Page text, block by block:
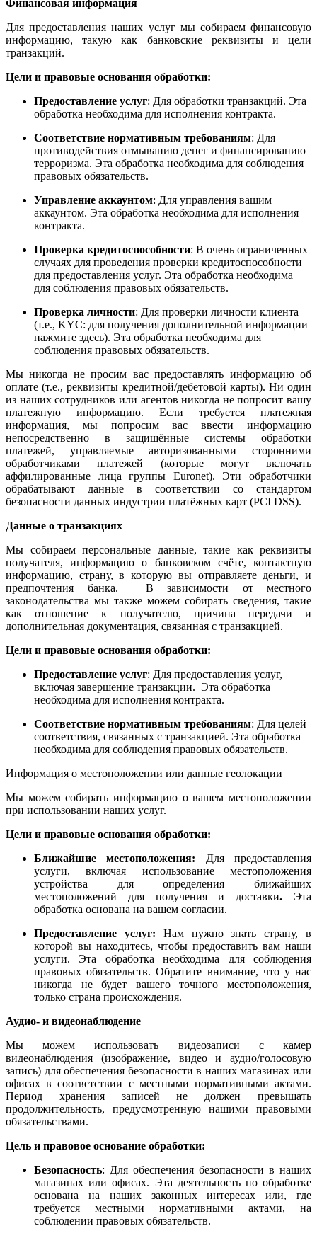
Финансовая информация
Для предоставления наших услуг мы собираем финансовую
информацию, такую как банковские реквизиты и цели
транзакций.
Цели и правовые основания обработки:
Предоставление услуг: Для обработки транзакций. Эта
обработка необходима для исполнения контракта.
Соответствие нормативным требованиям: Для
противодействия отмыванию денег и финансированию
терроризма. Эта обработка необходима для соблюдения
правовых обязательств.
Управление аккаунтом: Для управления вашим
аккаунтом. Эта обработка необходима для исполнения
контракта.
Проверка кредитоспособности: В очень ограниченных
случаях для проведения проверки кредитоспособности
для предоставления услуг. Эта обработка необходима
для соблюдения правовых обязательств.
Проверка личности: Для проверки личности клиента
(т.е., KYC: для получения дополнительной информации
нажмите здесь). Эта обработка необходима для
соблюдения правовых обязательств.
Мы никогда не просим вас предоставлять информацию об
оплате (т.е., реквизиты кредитной/дебетовой карты). Ни один
из наших сотрудников или агентов никогда не попросит вашу
платежную информацию. Если требуется платежная
информация, мы попросим вас ввести информацию
непосредственно в защищённые системы обработки
платежей, управляемые авторизованными сторонними
обработчиками платежей (которые могут включать
аффилированные лица группы Euronet). Эти обработчики
обрабатывают данные в соответствии со стандартом
безопасности данных индустрии платёжных карт (PCI DSS).
Данные о транзакциях
Мы собираем персональные данные, такие как реквизиты
получателя, информацию о банковском счёте, контактную
информацию, страну, в которую вы отправляете деньги, и
предпочтения банка. В зависимости от местного
законодательства мы также можем собирать сведения, такие
как отношение к получателю, причина передачи и
дополнительная документация, связанная с транзакцией.
Цели и правовые основания обработки:
Предоставление услуг: Для предоставления услуг,
включая завершение транзакции. Эта обработка
необходима для исполнения контракта.
Соответствие нормативным требованиям: Для целей
соответствия, связанных с транзакцией. Эта обработка
необходима для соблюдения правовых обязательств.
Информация о местоположении или данные геолокации
Мы можем собирать информацию о вашем местоположении
при использовании наших услуг.
Цели и правовые основания обработки:
Ближайшие местоположения: Для предоставления
услуги, включая использование местоположения
устройства для определения ближайших
местоположений для получения и доставки.Эта
обработка основана на вашем согласии.
Предоставление услуг: Нам нужно знать страну, в
которой вы находитесь, чтобы предоставить вам наши
услуги. Эта обработка необходима для соблюдения
правовых обязательств. Обратите внимание, что у нас
никогда не будет вашего точного местоположения,
только страна происхождения.
Аудио- и видеонаблюдение
Мы можем использовать видеозаписи с камер
видеонаблюдения (изображение, видео и аудио/голосовую
запись) для обеспечения безопасности в наших магазинах или
офисах в соответствии с местными нормативными актами.
Период хранения записей не должен превышать
продолжительность, предусмотренную нашими правовыми
обязательствами.
Цель и правовое основание обработки:
Безопасность: Для обеспечения безопасности в наших
магазинах или офисах. Эта деятельность по обработке
основана на наших законных интересах или, где
требуется местными нормативными актами, на
соблюдении правовых обязательств.